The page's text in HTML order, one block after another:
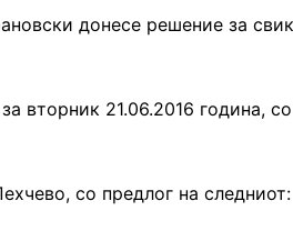
донесе решение за
вторник 21.06.2016 година,
со предлог на следниот: